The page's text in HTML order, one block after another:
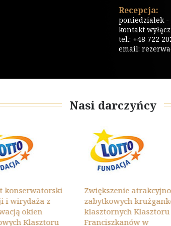
Recepcja:
poniedziałek -
kontakt
tel.: +48 722
email:
Nasi darczyńcy
z
Klasztoru
Zwiększenie atrakcyjności
zabytkowych krużganków
klasztornych Klasztoru
Franciszkanów w